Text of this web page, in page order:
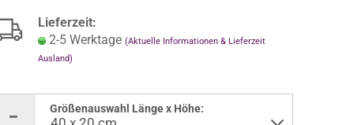
Lieferzeit:
2-5 Werktage (Aktuelle Informationen & Lieferzeit
Ausland)
Größenauswahl Länge x Höhe: